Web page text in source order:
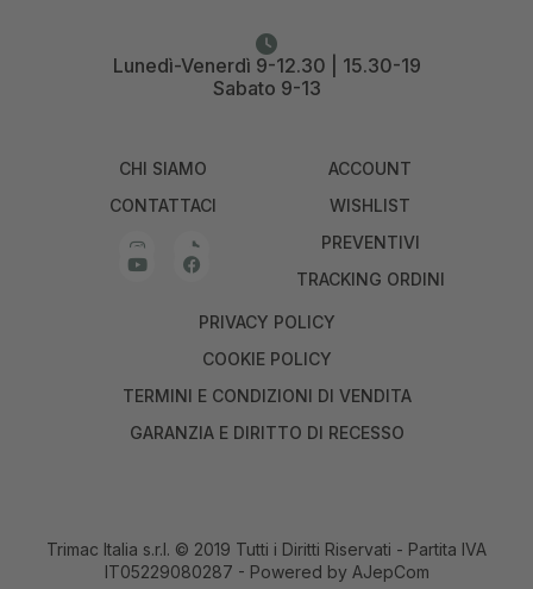
Lunedì-Venerdì 9-12.30 | 15.30-19
Sabato 9-13
CHI SIAMO
CONTATTACI
ACCOUNT
WISHLIST
PREVENTIVI
TRACKING ORDINI
PRIVACY POLICY
COOKIE POLICY
TERMINI E CONDIZIONI DI VENDITA
GARANZIA E DIRITTO DI RECESSO
Trimac Italia s.r.l. © 2019 Tutti i Diritti Riservati - Partita IVA
IT05229080287 - Powered by AJepCom